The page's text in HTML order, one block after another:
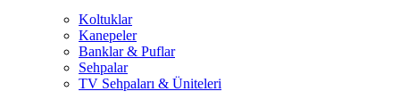
Koltuklar
Kanepeler
Banklar & Puflar
Sehpalar
TV Sehpaları & Üniteleri